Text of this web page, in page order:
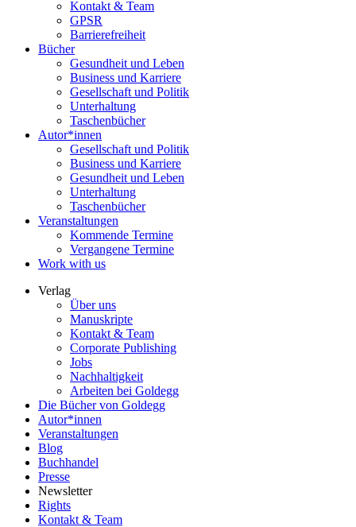
Kontakt & Team
GPSR
Barrierefreiheit
Bücher
Gesundheit und Leben
Business und Karriere
Gesellschaft und Politik
Unterhaltung
Taschenbücher
Autor*innen
Gesellschaft und Politik
Business und Karriere
Gesundheit und Leben
Unterhaltung
Taschenbücher
Veranstaltungen
Kommende Termine
Vergangene Termine
Work with us
Verlag
Über uns
Manuskripte
Kontakt & Team
Corporate Publishing
Jobs
Nachhaltigkeit
Arbeiten bei Goldegg
Die Bücher von Goldegg
Autor*innen
Veranstaltungen
Blog
Buchhandel
Presse
Newsletter
Rights
Kontakt & Team